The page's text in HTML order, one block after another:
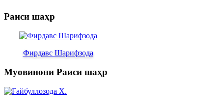
Раиси шаҳр
Фирдавс Шарифзода
Муовинони Раиси шаҳр